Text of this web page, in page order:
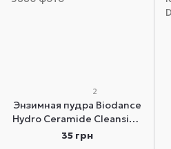
2
Энзимная пудра Biodance
Hydro Ceramide Cleansing
Powder стик 1 г
35 грн